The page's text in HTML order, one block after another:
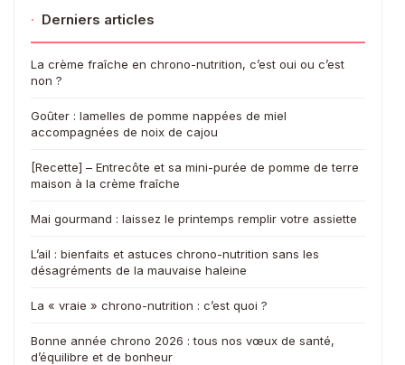
· Derniers articles
La crème fraîche en chrono-nutrition, c’est oui ou c’est
non ?
Goûter : lamelles de pomme nappées de miel
accompagnées de noix de cajou
[Recette] – Entrecôte et sa mini-purée de pomme de terre
maison à la crème fraîche
Mai gourmand : laissez le printemps remplir votre assiette
L’ail : bienfaits et astuces chrono-nutrition sans les
désagréments de la mauvaise haleine
La « vraie » chrono-nutrition : c’est quoi ?
Bonne année chrono 2026 : tous nos vœux de santé,
d’équilibre et de bonheur